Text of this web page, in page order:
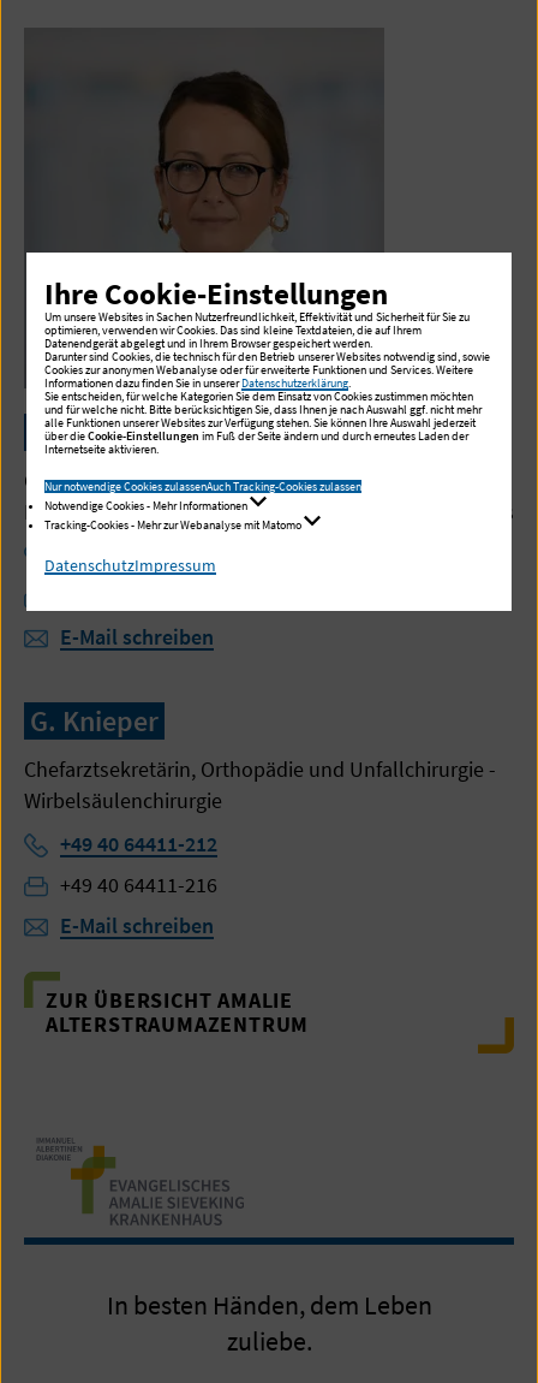
Katharina Goetz
Chefarztsekretärin, Geriatrie und Physikalische
Medizin, Evangelisches Amalie Sieveking Krankenhaus
Telefon:
+49 40 64411-7517
E-Mail schreiben
G. Knieper
Chefarztsekretärin, Orthopädie und Unfallchirurgie -
Wirbelsäulenchirurgie
Telefon:
+49 40 64411-212
Fax:
+49 40 64411-216
E-Mail schreiben
ZUR ÜBERSICHT AMALIE
ALTERSTRAUMAZENTRUM
In besten Händen, dem Leben
zuliebe.
Ihre Cookie-Einstellungen
Um unsere Websites in Sachen Nutzerfreundlichkeit, Effektivität und Sicherheit für Sie zu
optimieren, verwenden wir Cookies. Das sind kleine Textdateien, die auf Ihrem
Datenendgerät abgelegt und in Ihrem Browser gespeichert werden.
Darunter sind Cookies, die technisch für den Betrieb unserer Websites notwendig sind, sowie
Cookies zur anonymen Webanalyse oder für erweiterte Funktionen und Services. Weitere
Informationen dazu finden Sie in unsererDatenschutzerklärung
Sie entscheiden, für welche Kategorien Sie dem Einsatz von Cookies zustimmen möchten
und für welche nicht. Bitte berücksichtigen Sie, dass Ihnen je nach Auswahl ggf. nicht mehr
alle Funktionen unserer Websites zur Verfügung stehen. Sie können Ihre Auswahl jederzeit
über dieCookie-Einstellungen im Fuß der Seite ändern und durch erneutes Laden der
Internetseite aktivieren.
Nur notwendige Cookies zulassenAuch Tracking-Cookies zulassen
Notwendige Cookies - Mehr Informationen
Tracking-Cookies - Mehr zur Webanalyse mit Matomo
DatenschutzImpressum